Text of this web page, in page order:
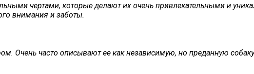
чертами, которые делают их очень привлекательными и
внимания и заботы.
Очень часто описывают ее как независимую, но преданную